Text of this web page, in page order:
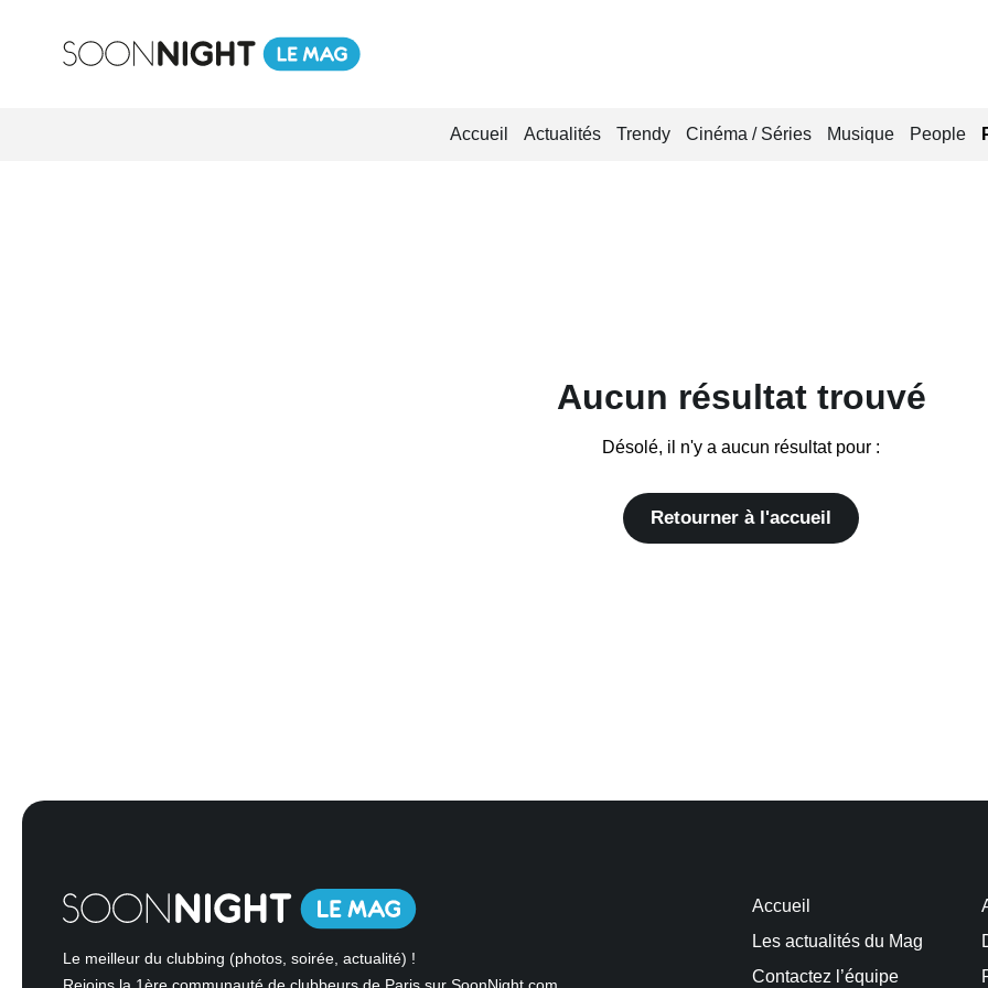
Accueil Actualités Trendy Cinéma / Séries Musique People
Aucun résultat trouvé
Désolé, il n'y a aucun résultat pour :
Retourner à l'accueil
Le meilleur du clubbing (photos, soirée, actualité) !
Accueil
Les actualités du Mag
Contactez l’équipe